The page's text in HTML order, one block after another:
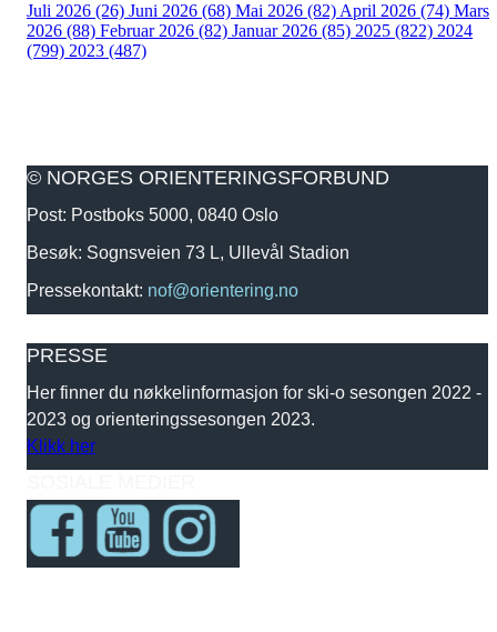
Juli 2026 (26) Juni 2026 (68) Mai 2026 (82) April 2026 (74) Mars
2026 (88) Februar 2026 (82) Januar 2026 (85) 2025 (822) 2024
(799) 2023 (487)
© NORGES ORIENTERINGSFORBUND
Post: Postboks 5000, 0840 Oslo
Besøk: Sognsveien 73 L, Ullevål Stadion
Pressekontakt: nof@orientering.no
PRESSE
Her finner du nøkkelinformasjon for ski-o sesongen 2022 -
2023 og orienteringssesongen 2023.
Klikk her